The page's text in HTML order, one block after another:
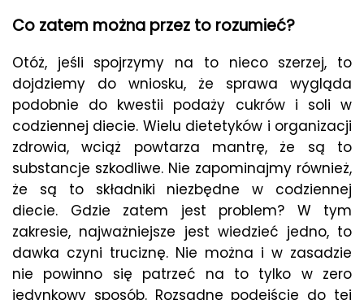
Co zatem można przez to rozumieć?
Otóż, jeśli spojrzymy na to nieco szerzej, to
dojdziemy do wniosku, że sprawa wygląda
podobnie do kwestii podaży cukrów i soli w
codziennej diecie. Wielu dietetyków i organizacji
zdrowia, wciąż powtarza mantrę, że są to
substancje szkodliwe. Nie zapominajmy również,
że są to składniki niezbędne w codziennej
diecie. Gdzie zatem jest problem? W tym
zakresie, najważniejsze jest wiedzieć jedno, to
dawka czyni truciznę. Nie można i w zasadzie
nie powinno się patrzeć na to tylko w zero
jedynkowy sposób. Rozsądne podejście do tej